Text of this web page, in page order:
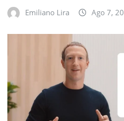
Emiliano Lira Ago 7,